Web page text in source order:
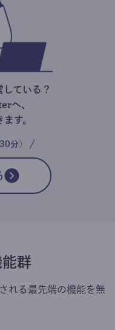
ている？
へ、
す。
分)
能群
れる最先端の機能を無